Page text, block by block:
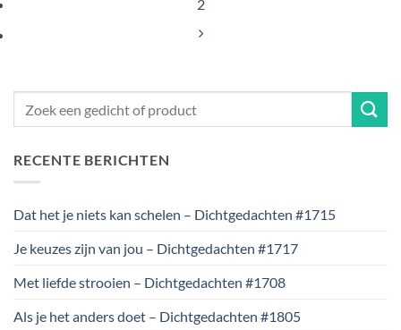
2
RECENTE BERICHTEN
Dat het je niets kan schelen – Dichtgedachten #1715
Je keuzes zijn van jou – Dichtgedachten #1717
Met liefde strooien – Dichtgedachten #1708
Als je het anders doet – Dichtgedachten #1805